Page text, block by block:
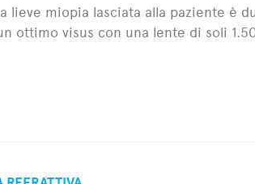
miopia lasciata alla paziente è
ottimo visus con una lente di soli